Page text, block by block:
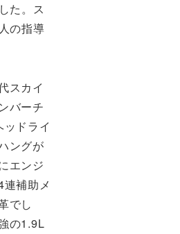
た。ス
の指導
スカイ
バーチ
ドライ
ングが
エンジ
補助メ
でし
の1.9L